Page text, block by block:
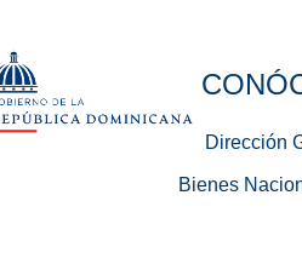
Dirección
Bienes